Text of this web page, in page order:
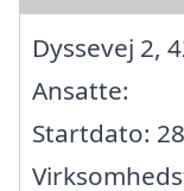
Dyssevej 2,
Ansatte:
Startdato: